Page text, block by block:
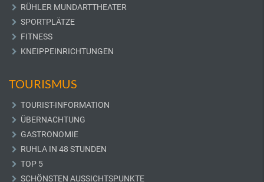
RÜHLER MUNDARTTHEATER
SPORTPLÄTZE
FITNESS
KNEIPPEINRICHTUNGEN
TOURISMUS
TOURIST-INFORMATION
ÜBERNACHTUNG
GASTRONOMIE
RUHLA IN 48 STUNDEN
TOP 5
SCHÖNSTEN AUSSICHTSPUNKTE